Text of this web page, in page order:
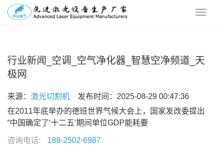
行业新闻_空调_空气净化器_智慧空净频道_天
极网
来源： 激光切割机 发布时间：2025-08-29 00:47:36
在2011年底举办的德班世界气候大会上，国家发改委提出
“中国确定了‘十二五’期间单位GDP能耗要
咨询电话: 188-2502-6987